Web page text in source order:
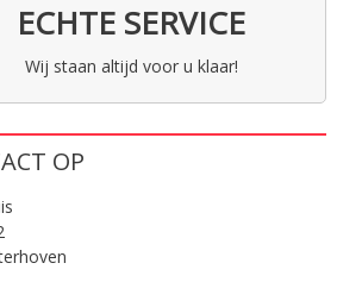
ECHTE SERVICE
Wij staan altijd voor u klaar!
OP